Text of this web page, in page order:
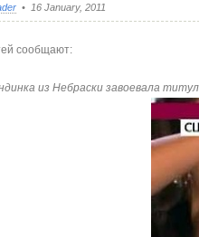
• 16 January, 2011
сообщают:
из Небраски завоевала